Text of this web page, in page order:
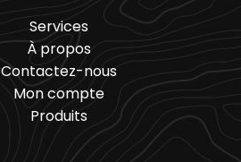
Services
À propos
Contactez-nous
Mon compte
Produits